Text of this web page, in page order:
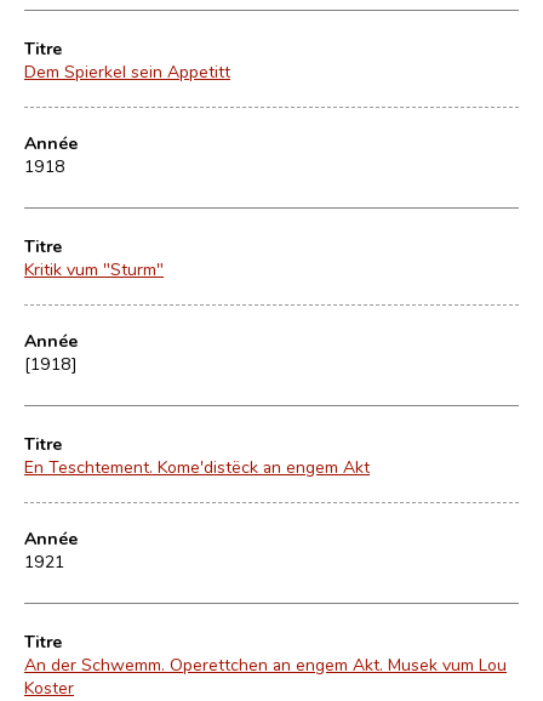
Titre
Dem Spierkel sein Appetitt
Année
1918
Titre
Kritik vum "Sturm"
Année
[1918]
Titre
En Teschtement. Kome'distëck an engem Akt
Année
1921
Titre
An der Schwemm. Operettchen an engem Akt. Musek vum Lou
Koster